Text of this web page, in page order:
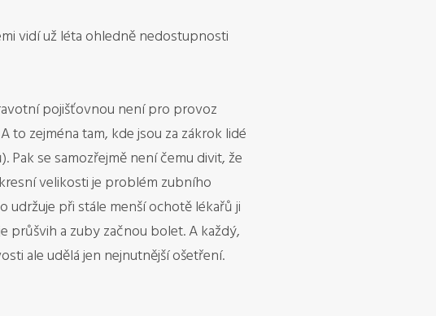
vidí už léta ohledně nedostupnosti
pojišťovnou není pro provoz
to zejména tam, kde jsou za zákrok lidé
se samozřejmě není čemu divit, že
velikosti je problém zubního
při stále menší ochotě lékařů ji
průšvih a zuby začnou bolet. A každý,
ale udělá jen nejnutnější ošetření.